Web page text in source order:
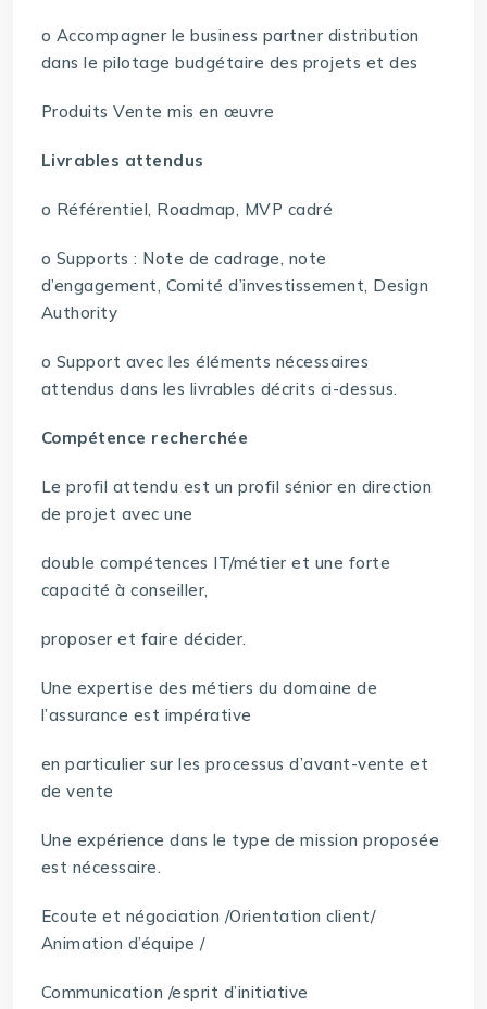
o Accompagner le business partner distribution
dans le pilotage budgétaire des projets et des
Produits Vente mis en œuvre
Livrables attendus
o Référentiel, Roadmap, MVP cadré
o Supports : Note de cadrage, note
d’engagement, Comité d’investissement, Design
Authority
o Support avec les éléments nécessaires
attendus dans les livrables décrits ci-dessus.
Compétence recherchée
Le profil attendu est un profil sénior en direction
de projet avec une
double compétences IT/métier et une forte
capacité à conseiller,
proposer et faire décider.
Une expertise des métiers du domaine de
l’assurance est impérative
en particulier sur les processus d’avant-vente et
de vente
Une expérience dans le type de mission proposée
est nécessaire.
Ecoute et négociation /Orientation client/
Animation d’équipe /
Communication /esprit d’initiative